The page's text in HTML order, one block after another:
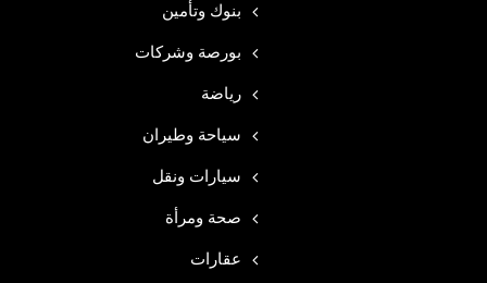
بنوك وتأمين
بورصة وشركات
رياضة
سياحة وطيران
سيارات ونقل
صحة ومرأة
عقارات